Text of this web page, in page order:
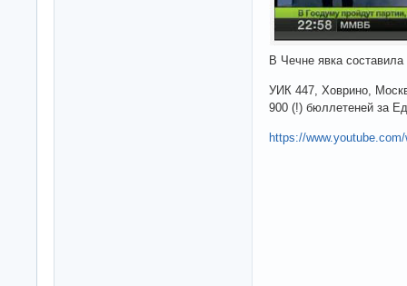
В Чечне явка
УИК 447, Ховрино,
900 (!) бюллетеней за
https://